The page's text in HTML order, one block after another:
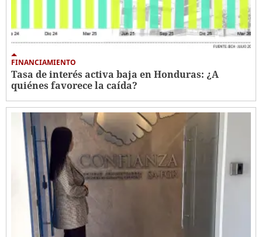
FINANCIAMIENTO
Tasa de interés activa baja en Honduras: ¿A
quiénes favorece la caída?